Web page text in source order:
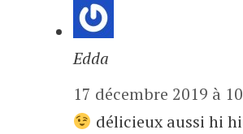
Edda
17 décembre 2019 à
délicieux aussi hi hi